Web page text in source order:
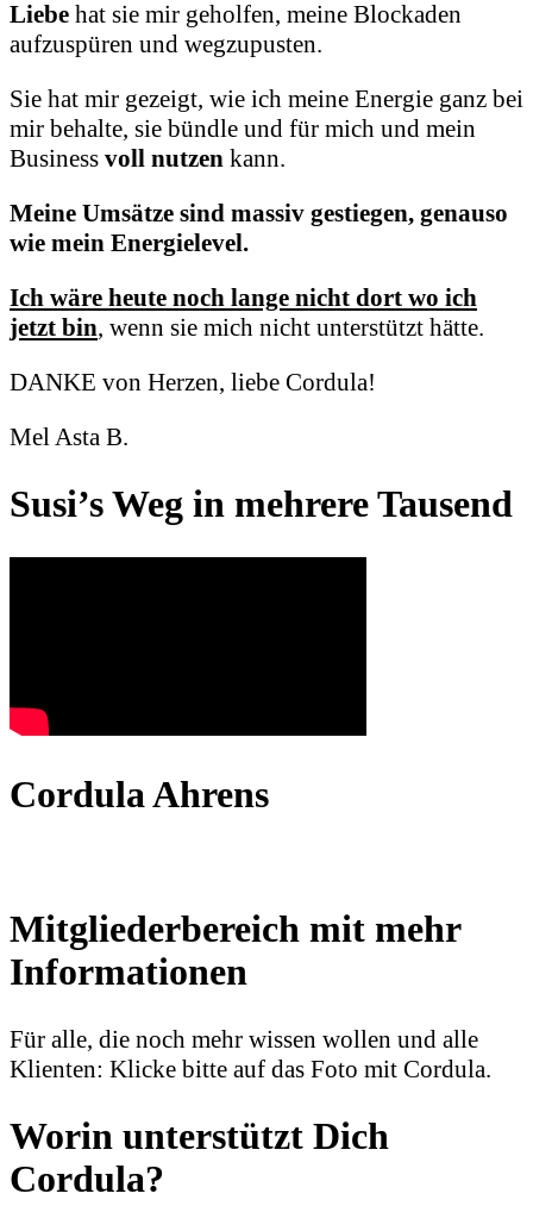
Liebe hat sie mir geholfen, meine Blockaden
aufzuspüren und wegzupusten.
Sie hat mir gezeigt, wie ich meine Energie ganz bei
mir behalte, sie bündle und für mich und mein
Business voll nutzen kann.
Meine Umsätze sind massiv gestiegen, genauso
wie mein Energielevel.
Ich wäre heute noch lange nicht dort wo ich
jetzt bin, wenn sie mich nicht unterstützt hätte.
DANKE von Herzen, liebe Cordula!
Mel Asta B.
Susi’s Weg in mehrere Tausend
Cordula Ahrens
Mitgliederbereich mit mehr
Informationen
Für alle, die noch mehr wissen wollen und alle
Klienten: Klicke bitte auf das Foto mit Cordula.
Worin unterstützt Dich
Cordula?